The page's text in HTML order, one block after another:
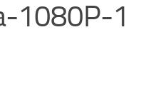
1080P-1